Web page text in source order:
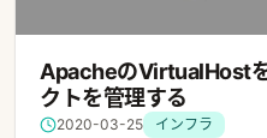
ApacheのVirtualHost
クトを管理する
2020-03-25 インフラ